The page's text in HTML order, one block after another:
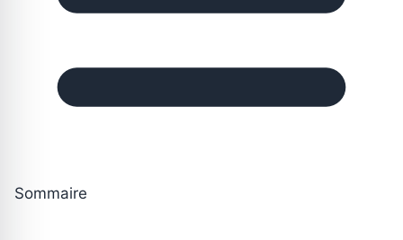
Sommaire